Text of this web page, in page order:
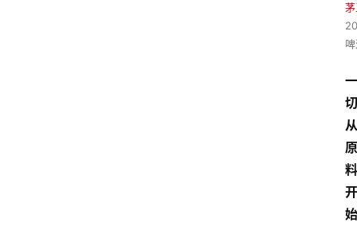
一
切
从
原
料
开
始